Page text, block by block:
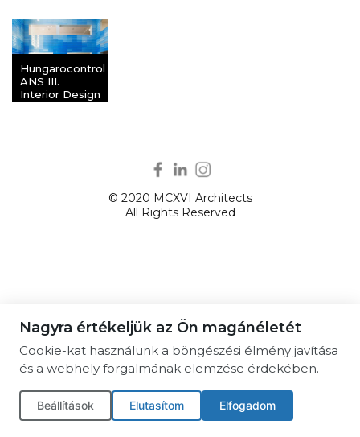
Hungarocontrol
ANS III.
Interior Design
© 2020 MCXVI Architects
All Rights Reserved
Nagyra értékeljük az Ön magánéletét
Cookie-kat használunk a böngészési élmény javítása
és a webhely forgalmának elemzése érdekében.
Beállítások Elutasítom Elfogadom